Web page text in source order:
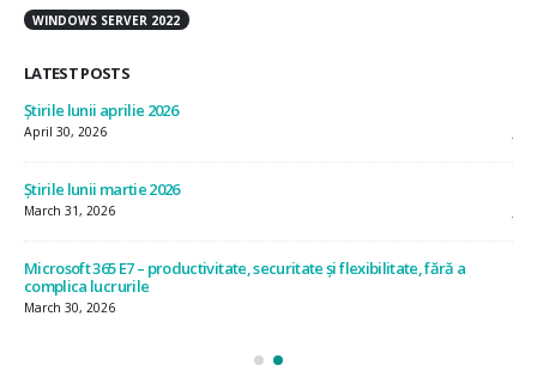
WINDOWS SERVER 2022
LATEST POSTS
Știrile lunii aprilie 2026
April 30, 2026
Știrile lunii martie 2026
March 31, 2026
Microsoft 365 E7 – productivitate, securitate și flexibilitate, fără a
complica lucrurile
March 30, 2026